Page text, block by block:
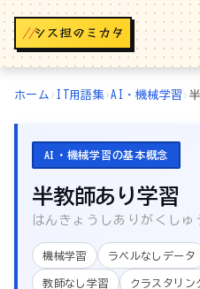
//
ホーム › IT用語集›AI・機械学習 ›
AI・機械学習の基本概念
半教師あり学習
はんきょうしありがくしゅ
機械学習 ラベルなしデータ
教師なし学習 クラスタリン